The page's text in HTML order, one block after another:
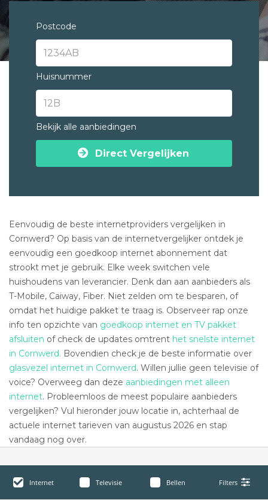
Postcode
Huisnummer
Bekijk alle aanbiedingen
Direct Vergelijken
Eenvoudig de beste internetproviders vergelijken in
Cornwerd? Op basis van de internetvergelijker ontdek je
eenvoudig een goedkoop internet abonnement dat
strookt met je gebruik. Elke week switchen vele
huishoudens van leverancier. Denk dan aan aanbieders als
T-Mobile, Caiway, Fiber. Niet zelden om te besparen, of
omdat het huidige pakket te traag is. Observeer rap onze
info ten opzichte van goedkoop internet en TV pakket
afsluiten of check de updates omtrent het snelste internet
in Cornwerd. Bovendien check je de beste informatie over
glasvezel internet in Cornwerd. Willen jullie geen televisie of
voice? Overweeg dan deze aanbiedingen met alleen
internet. Probleemloos de meest populaire aanbieders
vergelijken? Vul hieronder jouw locatie in, achterhaal de
actuele internet tarieven van augustus 2026 en stap
vandaag nog over.
Internet Televisie Bellen Filters